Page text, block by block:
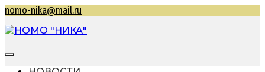
Перейти
содержимому
nomo-nika@mail.ru
НОМО "НИКА"